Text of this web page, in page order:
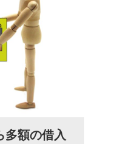
多額の借入